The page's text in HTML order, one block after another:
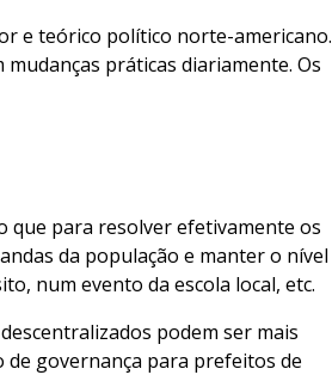
e teórico político norte-americano.
práticas diariamente. Os
que para resolver efetivamente os
da população e manter o nível
num evento da escola local, etc.
podem ser mais
governança para prefeitos de